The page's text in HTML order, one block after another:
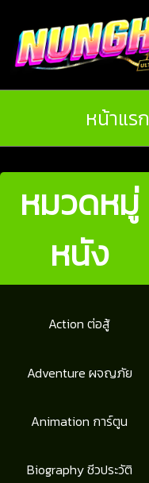
หน้าแรก
หมวดหมู่
หนัง
Action ต่อสู้
Adventure ผจญภัย
Animation การ์ตูน
Biography ชีวประวัติ